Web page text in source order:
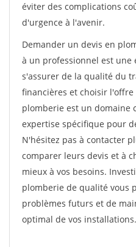
éviter des complications
d'urgence à l'avenir.
Demander un devis en
à un professionnel est une
s'assurer de la qualité du
financières et choisir l'offre
plomberie est un domaine
expertise spécifique pour
N'hésitez pas à contacter
comparer leurs devis et à
mieux à vos besoins.
plomberie de qualité vous
problèmes futurs et de
optimal de vos installations.